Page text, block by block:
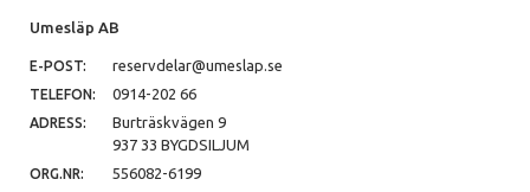
Umesläp AB
E-POST: reservdelar@umeslap.se
TELEFON: 0914-202 66
ADRESS:
Burträskvägen 9
937 33 BYGDSILJUM
ORG.NR: 556082-6199